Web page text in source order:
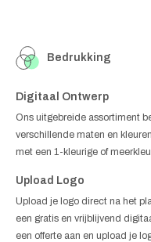
Bedrukking
Digitaal Ontwerp
Ons uitgebreide assortiment
verschillende maten en
met een 1-kleurige of
Upload Logo
Upload je logo direct na het
een gratis en vrijblijvend
een offerte aan en upload je